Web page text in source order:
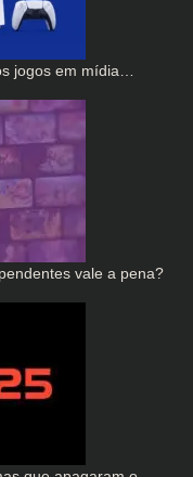
jogos em mídia…
vale a pena?